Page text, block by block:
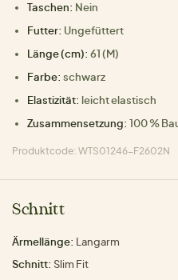
Taschen: Nein
Futter: Ungefüttert
Länge (cm): 61 (M)
Farbe: schwarz
Elastizität: leicht elastisch
Zusammensetzung: 100 %
Produktcode: WTS01246-F2602N
Schnitt
Ärmellänge: Langarm
Schnitt: Slim Fit